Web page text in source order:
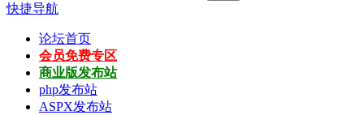
快捷导航
论坛首页
会员免费专区
商业版发布站
php发布站
ASPX发布站